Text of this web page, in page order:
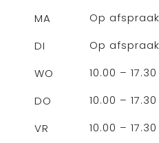
MA
Op afspraak
DI
Op afspraak
WO
10.00 –
DO
10.00 –
VR
10.00 –